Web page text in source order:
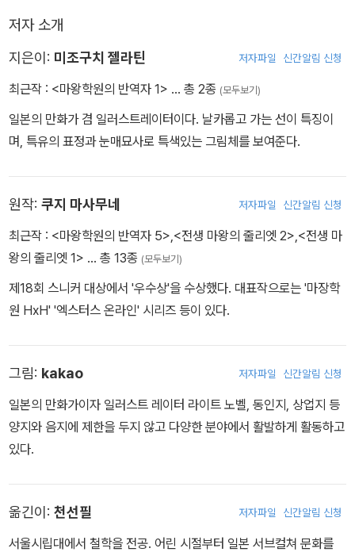
저자 소개
지은이: 미조구치 젤라틴 저자파일 신간알림 신청
최근작 : <마왕학원의 반역자 1> … 총 2종 (모두보기)
일본의 만화가 겸 일러스트레이터이다. 날카롭고 가는 선이 특징이
며, 특유의 표정과 눈매묘사로 특색있는 그림체를 보여준다.
원작: 쿠지 마사무네 저자파일 신간알림 신청
최근작 : <마왕학원의 반역자 5> <전생 마왕의 줄리엣 2> <전생 마
왕의 줄리엣 1> … 총 13종 (모두보기)
제18회 스니커 대상에서 '우수상'을 수상했다. 대표작으로는 '마장학
원 HxH' '엑스터스 온라인' 시리즈 등이 있다.
그림: kakao 저자파일 신간알림 신청
일본의 만화가이자 일러스트 레이터 라이트 노벨, 동인지, 상업지 등
양지와 음지에 제한을 두지 않고 다양한 분야에서 활발하게 활동하고
있다.
옮긴이: 천선필 저자파일 신간알림 신청
서울시립대에서 철학을 전공. 어린 시절부터 일본 서브컬쳐 문화를